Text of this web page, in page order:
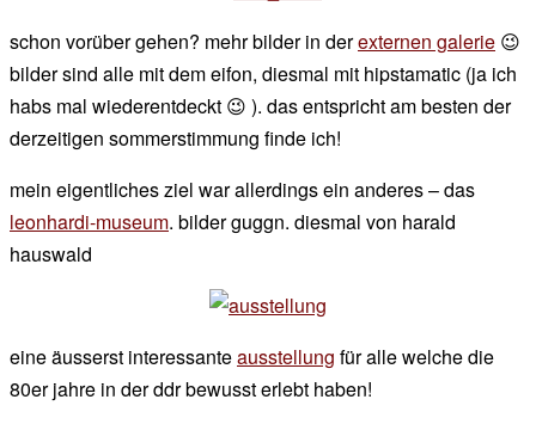
schon vorüber gehen? mehr bilder in derexternen galerie 😉
bilder sind alle mit dem eifon, diesmal mit hipstamatic (ja ich
habs mal wiederentdeckt 😉 ). das entspricht am besten der
derzeitigen sommerstimmung finde ich!
mein eigentliches ziel war allerdings ein anderes – das
leonhardi-museum. bilder guggn. diesmal von harald
hauswald
eine äusserst interessanteausstellung für alle welche die
80er jahre in der ddr bewusst erlebt haben!